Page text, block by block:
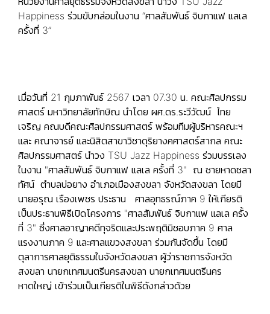
Happiness ร่วมขับกล่อมในงาน “ศาลสัมพันธ์ จิบกาแฟ แลเล
ครั้งที่ 3”
เมื่อวันที่ 21 กุมภาพันธ์ 2567 เวลา 07.30 น. คณะศิลปกรรม
ศาสตร์ มหาวิทยาลัยทักษิณ นำโดย ผศ.ดร.ระวีวัฒน์ ไทย
เจริญ คณบดีคณะศิลปกรรมศาสตร์ พร้อมทีมผู้บริหารคณะฯ
และ คณาจารย์ และนิสิตสาขาวิชาดุริยางคศาสตร์สากล คณะ
ศิลปกรรมศาสตร์ นำวง TSU Jazz Happiness ร่วมบรรเลง
ในงาน "ศาลสัมพันธ์ จิบกาแฟ แลเล ครั้งที่ 3" ณ ชายหาดชลา
ทัศน์ ตำบลบ่อยาง อำเภอเมืองสงขลา จังหวัดสงขลา โดยมี
นายอรุณ เรืองเพชร ประธาน ศาลอุทธรณ์ภาค 9 ให้เกียรติ
เป็นประธานพิธีเปิดโครงการ "ศาลสัมพันธ์ จิบกาแฟ แลเล ครั้ง
ที่ 3" ซึ่งศาลอาญาคดีทุจริตและประพฤติมิชอบภาค 9 ศาล
แรงงานภาค 9 และศาลแขวงสงขลา ร่วมกันจัดขึ้น โดยมี
ตุลาการศาลยุติธรรมในจังหวัดสงขลา ผู้ว่าราชการจังหวัด
สงขลา นายกเทศมนตรีนครสงขลา นายกเทศมนตรีนคร
หาดใหญ่ เข้าร่วมเป็นเกียรติในพิธีดังกล่าวด้วย